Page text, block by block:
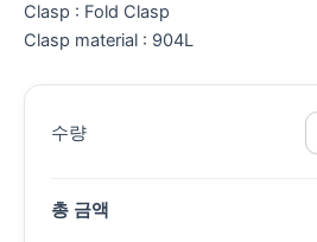
Clasp : Fold Clasp
Clasp material : 904L
수량
총 금액